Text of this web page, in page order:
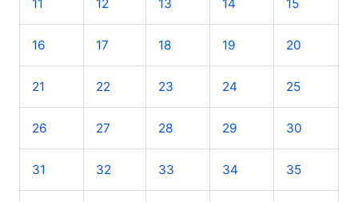
r
11 12 13 14 15
16 17 18 19 20
21 22 23 24 25
26 27 28 29 30
31 32 33 34 35